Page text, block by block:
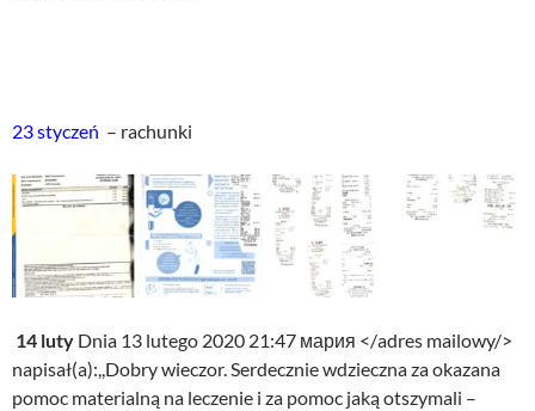
23 styczeń – rachunki
14 luty Dnia 13 lutego 2020 21:47 мария </adres mailowy/>
napisał(a):,,Dobry wieczor. Serdecznie wdzieczna za okazana
pomoc materialną na leczenie i za pomoc jaką otszymali –